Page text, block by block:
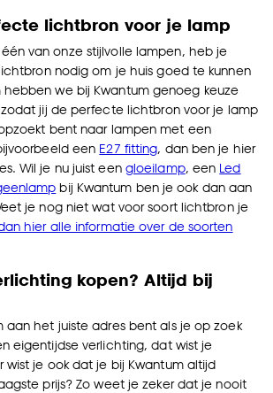
lichtbron voor je lamp
van onze stijlvolle lampen, heb je
nodig om je huis goed te kunnen
we bij Kwantum genoeg keuze
zodat jij de perfecte lichtbron voor je lamp
bent naar lampen met een
een E27 fitting, dan ben je hier
Wil je nu juist een gloeilamp, een Led
bij Kwantum ben je ook dan aan
je nog niet wat voor soort lichtbron je
hier alle informatie over de soorten
kopen? Altijd bij
aan het juiste adres bent als je op zoek
eigentijdse verlichting, dat wist je
wist je ook dat je bij Kwantum altijd
prijs? Zo weet je zeker dat je nooit